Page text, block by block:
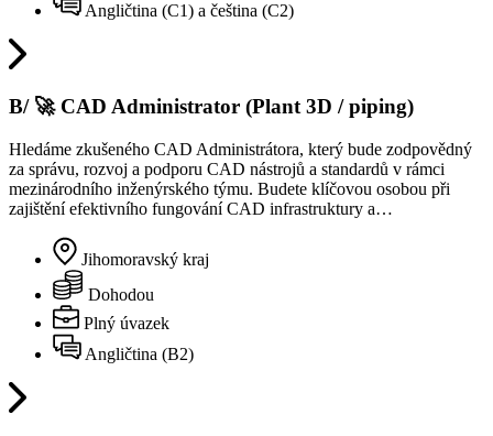
Angličtina (C1) a čeština (C2)
B/ 🚀 CAD Administrator (Plant 3D / piping)
Hledáme zkušeného CAD Administrátora, který bude zodpovědný
za správu, rozvoj a podporu CAD nástrojů a standardů v rámci
mezinárodního inženýrského týmu. Budete klíčovou osobou při
zajištění efektivního fungování CAD infrastruktury a…
Jihomoravský kraj
Dohodou
Plný úvazek
Angličtina (B2)